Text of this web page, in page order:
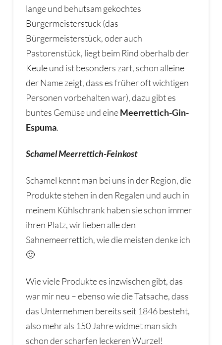
lange und behutsam gekochtes
Bürgermeisterstück (das
Bürgermeisterstück, oder auch
Pastorenstück, liegt beim Rind oberhalb der
Keule und ist besonders zart, schon alleine
der Name zeigt, dass es früher oft wichtigen
Personen vorbehalten war), dazu gibt es
buntes Gemüse und eineMeerrettich-Gin-
Espuma.
Schamel Meerrettich-Feinkost
Schamel kennt man bei uns in der Region, die
Produkte stehen in den Regalen und auch in
meinem Kühlschrank haben sie schon immer
ihren Platz, wir lieben alle den
Sahnemeerrettich, wie die meisten denke ich
🙂
Wie viele Produkte es inzwischen gibt, das
war mir neu – ebenso wie die Tatsache, dass
das Unternehmen bereits seit 1846 besteht,
also mehr als 150 Jahre widmet man sich
schon der scharfen leckeren Wurzel!